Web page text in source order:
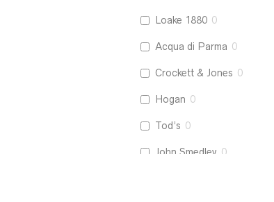
Loake 1880 0
Acqua di Parma 0
Crockett & Jones 0
Hogan 0
Tod’s 0
John Smedley 0